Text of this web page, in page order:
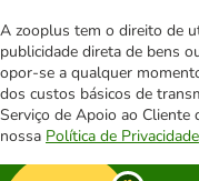
A zooplus tem o direito de
publicidade direta de bens
opor-se a qualquer
dos custos básicos de
Serviço de Apoio ao Cliente
nossa Política de Privacidade